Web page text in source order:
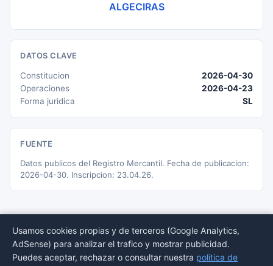
ALGECIRAS
DATOS CLAVE
Constitucion
2026-04-30
Operaciones
2026-04-23
Forma juridica
SL
FUENTE
Datos publicos del Registro Mercantil. Fecha de publicacion:
2026-04-30. Inscripcion: 23.04.26.
© 2026 BORMEDirectorio — Datos publicos del Registro Mercantil
Usamos cookies propias y de terceros (Google Analytics,
AdSense) para analizar el trafico y mostrar publicidad.
Puedes aceptar, rechazar o consultar nuestra politica de